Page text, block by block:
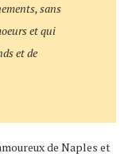
sans
et qui
et de
de Naples et